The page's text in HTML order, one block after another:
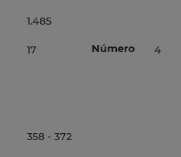
1.485
17 Número 4
358 - 372